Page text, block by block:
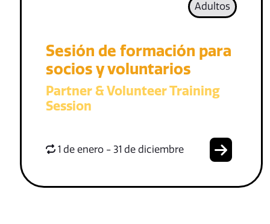
Adultos
Sesión de formación para
socios y voluntarios
Partner & Volunteer Training
Session
1 de enero - 31 de diciembre